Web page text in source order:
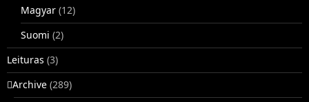
Magyar (12)
Suomi (2)
Leituras (3)
􏿽Archive (289)